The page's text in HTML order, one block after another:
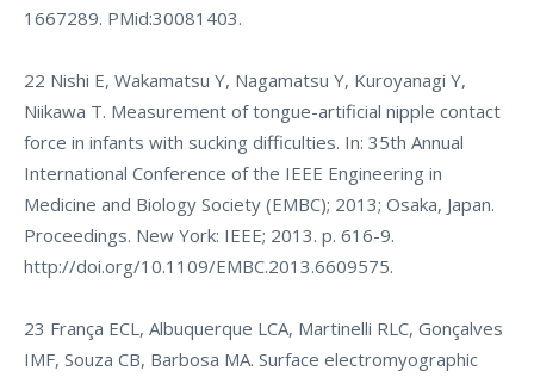
1667289. PMid:30081403.
22 Nishi E, Wakamatsu Y, Nagamatsu Y, Kuroyanagi Y,
Niikawa T. Measurement of tongue-artificial nipple contact
force in infants with sucking difficulties. In: 35th Annual
International Conference of the IEEE Engineering in
Medicine and Biology Society (EMBC); 2013; Osaka, Japan.
Proceedings. New York: IEEE; 2013. p. 616-9.
http://doi.org/10.1109/EMBC.2013.6609575.
23 França ECL, Albuquerque LCA, Martinelli RLC, Gonçalves
IMF, Souza CB, Barbosa MA. Surface electromyographic